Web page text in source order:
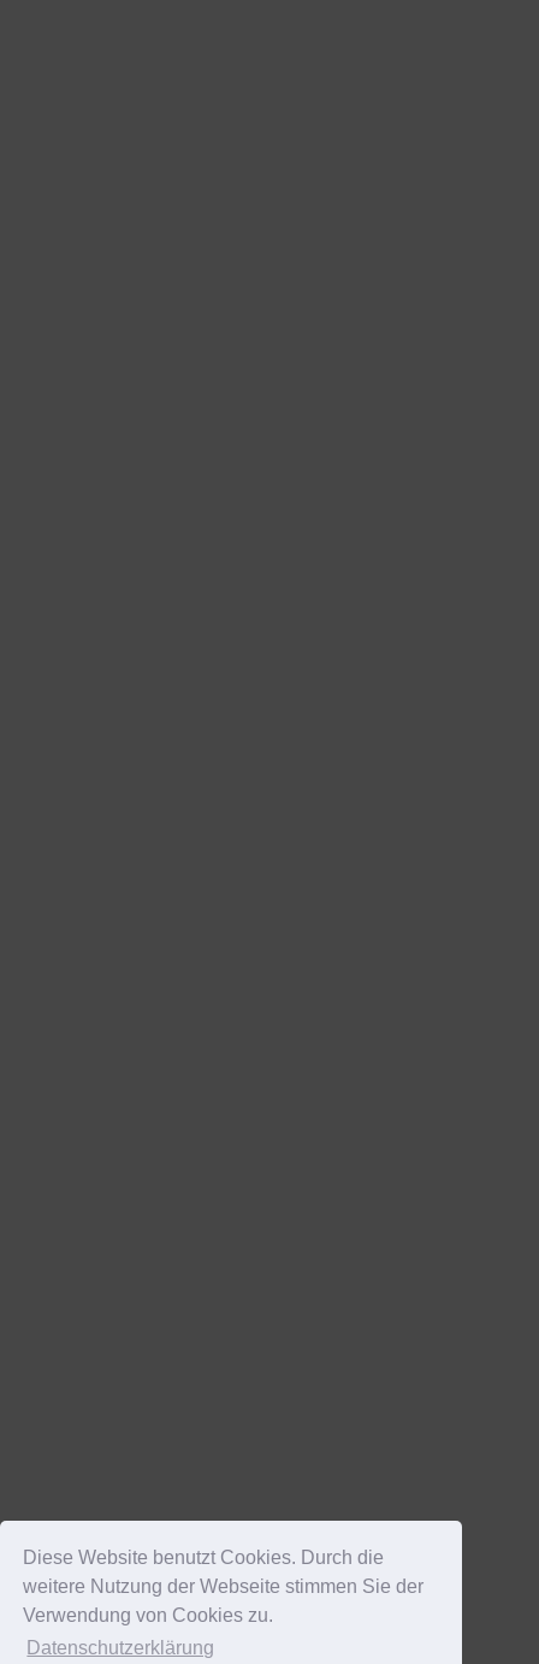
Diese Website benutzt Cookies. Durch die
weitere Nutzung der Webseite stimmen Sie der
Verwendung von Cookies zu.
Datenschutzerklärung